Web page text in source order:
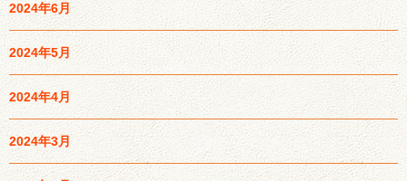
2024年6月
2024年5月
2024年4月
2024年3月